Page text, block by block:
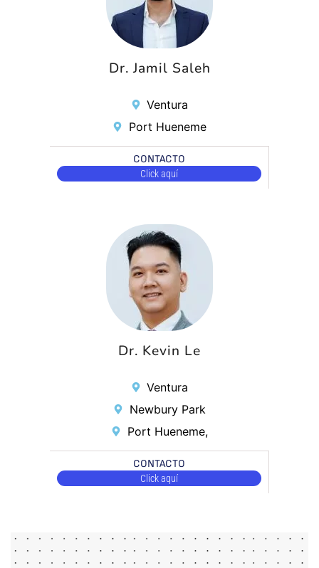
Dr. Jamil Saleh
Ventura
Port Hueneme
CONTACTO
Click aquí
Dr. Kevin Le
Ventura
Newbury Park
Port Hueneme,
CONTACTO
Click aquí